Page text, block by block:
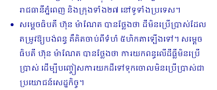
រាជធានីភ្នំពេញ និងក្រុងទាំង២៧ នៅទូទាំងប្រទេស។
សម្តេចធិបតី ហ៊ុន ម៉ាណែត បានថ្លែងថា ដីមិនប្រើប្រាស់ដែល
តម្រូវឱ្យបង់ពន្ធ គឺគិតចាប់ពីទំហំ ៥ហិកតាឡើងទៅ។ សម្តេច
ធិបតី ហ៊ុន ម៉ាណែត បានថ្លែងថា ការយកពន្ធលើដីធ្លីមិនប្រើ
ប្រាស់ ដើម្បីបញ្ចៀសការយកដីទៅទុកចោលមិនប្រើប្រាស់ជា
ប្រយោជន៍សេដ្ឋកិច្ច។